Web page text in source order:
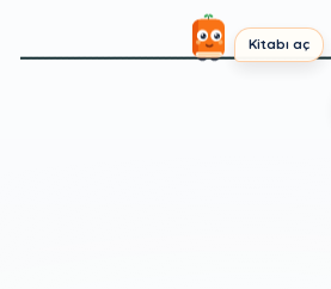
Kitabı aç
2026 kışının